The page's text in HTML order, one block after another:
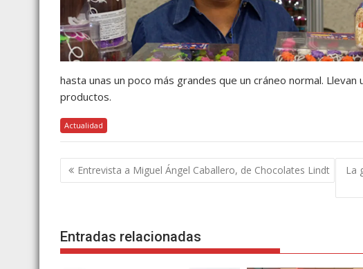
hasta unas un poco más grandes que un cráneo normal.
productos.
Actualidad
Navegación
de
Entrevista a Miguel Ángel Caballero, de Chocolates Lindt
La
Entradas relacionadas